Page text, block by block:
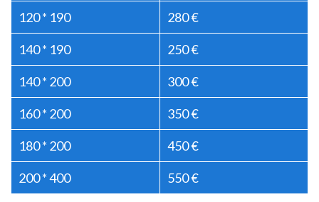
120 * 190 280 €
140 * 190 250 €
140 * 200 300 €
160 * 200 350 €
180 * 200 450 €
200 * 400 550 €